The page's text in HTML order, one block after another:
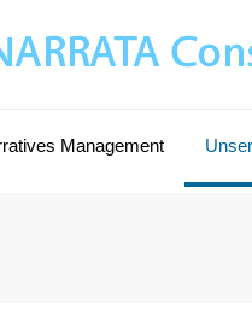
Management